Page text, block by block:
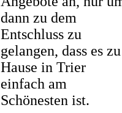
dann zu dem
Entschluss zu
gelangen, dass es zu
Hause in Trier
einfach am
Schönesten ist.